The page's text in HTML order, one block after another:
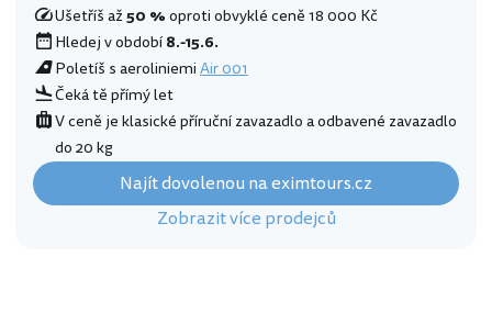
Ušetříš až50 %oproti obvyklé ceně 18 000 Kč
Hledej v období8.-15.6.
Poletíš s aeroliniemiAir 001
Čeká tě přímý let
V ceně je klasické příruční zavazadlo a odbavené zavazadlo
do 20 kg
Najít dovolenou na eximtours.cz
Zobrazit více prodejců